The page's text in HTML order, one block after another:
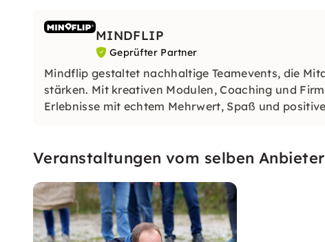
MINDFLIP
Geprüfter Partner
Mindflip gestaltet nachhaltige Teamevents, die
stärken. Mit kreativen Modulen, Coaching und
Erlebnisse mit echtem Mehrwert, Spaß und
Veranstaltungen vom selben Anbieter